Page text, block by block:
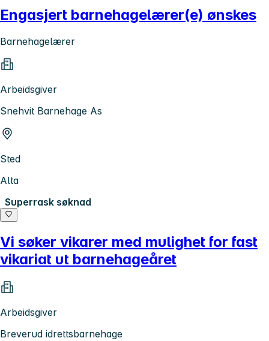
Engasjert barnehagelærer(e) ønskes
Barnehagelærer
Arbeidsgiver
Snehvit Barnehage As
Sted
Alta
Superrask søknad
Vi søker vikarer med mulighet for fast
vikariat ut barnehageåret
Arbeidsgiver
Breverud idrettsbarnehage